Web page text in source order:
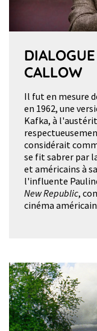
CALLOW
Il fut en mesure
en 1962, une
Kafka, à
considérait
se fit sabrer par
et américains à
l'influente
New Republic,
cinéma